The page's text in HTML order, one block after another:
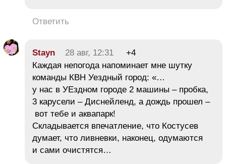
Ответить
Stayn 28 авг, 12:31
+4
Каждая непогода напоминает мне шутку
команды КВН Уездный город: «…
у нас в УЕздном городе 2 машины – пробка,
3 карусели – Диснейленд, а дождь прошел –
вот тебе и аквапарк!
Складывается впечатление, что Костусев
думает, что ливневки, наконец, одумаются
и сами очистятся…